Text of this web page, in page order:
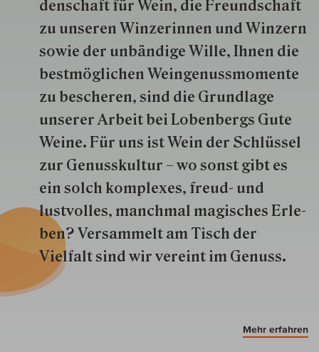
den­schaft für Wein, die Freund­schaft
zu unseren Win­zer­innen und Win­zern
so­wie der un­bän­dige Wille, Ihnen die
best­mög­lich­en Wein­genuss­momente
zu besche­ren, sind die Grund­lage
unserer Arbeit bei Lobenbergs Gute
Weine. Für uns ist Wein der Schlüs­sel
zur Genuss­kultur – wo sonst gibt es
ein solch kom­plexes, freud- und
lustvolles, manchmal ma­gisch­es Er­le­
ben? Versammelt am Tisch der
Vielfalt sind wir ver­eint im Genuss.
Mehr erfahren